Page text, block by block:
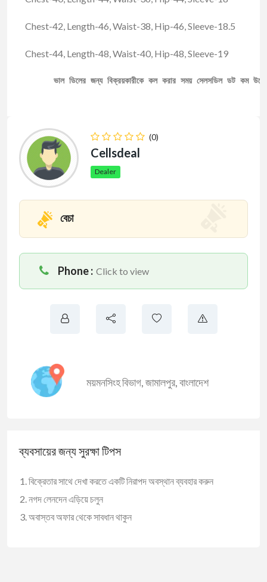
Chest-42, Length-46, Waist-38, Hip-46, Sleeve-18.5
Chest-44, Length-48, Waist-40, Hip-48, Sleeve-19
ভাল ডিলের জন্য বিক্রয়কারীকে কল করার সময় সেলসডিল ডট কম
(0)
Cellsdeal
Dealer
বেচা
Phone : Click to view
ময়মনসিংহ বিভাগ,জামালপুর,বাংলাদেশ
ব্যবসায়ের জন্য সুরক্ষা টিপস
বিক্রেতার সাথে দেখা করতে একটি নিরাপদ অবস্থান ব্যবহার করুন
নগদ লেনদেন এড়িয়ে চলুন
অবাস্তব অফার থেকে সাবধান থাকুন